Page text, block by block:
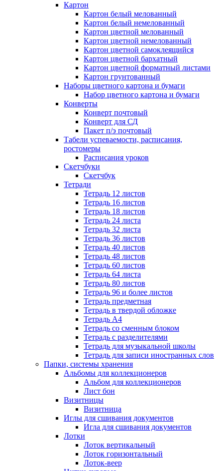
Картон
Картон белый мелованный
Картон белый немелованный
Картон цветной мелованный
Картон цветной немелованный
Картон цветной самоклеящийся
Картон цветной бархатный
Картон цветной форматный листами
Картон грунтованный
Наборы цветного картона и бумаги
Набор цветного картона и бумаги
Конверты
Конверт почтовый
Конверт для СД
Пакет п/э почтовый
Табели успеваемости, расписания,
ростомеры
Расписания уроков
Скетчбуки
Скетчбук
Тетради
Тетрадь 12 листов
Тетрадь 16 листов
Тетрадь 18 листов
Тетрадь 24 листа
Тетрадь 32 листа
Тетрадь 36 листов
Тетрадь 40 листов
Тетрадь 48 листов
Тетрадь 60 листов
Тетрадь 64 листа
Тетрадь 80 листов
Тетрадь 96 и более листов
Тетрадь предметная
Тетрадь в твердой обложке
Тетрадь А4
Тетрадь со сменным блоком
Тетрадь с разделителями
Тетрадь для музыкальной школы
Тетрадь для записи иностранных слов
Папки, системы хранения
Альбомы для коллекционеров
Альбом для коллекционеров
Лист бон
Визитницы
Визитница
Иглы для сшивания документов
Игла для сшивания документов
Лотки
Лоток вертикальный
Лоток горизонтальный
Лоток-веер